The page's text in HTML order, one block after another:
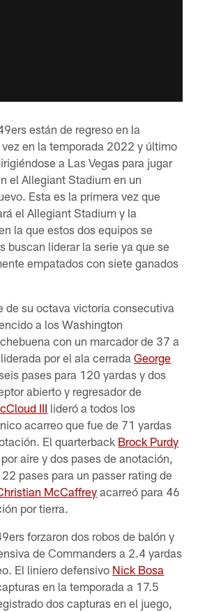
están de regreso en la
en la temporada 2022 y último
a Las Vegas para jugar
el Allegiant Stadium en un
Esta es la primera vez que
el Allegiant Stadium y la
la que estos dos equipos se
buscan liderar la serie ya que se
empatados con siete ganados
de su octava victoria consecutiva
a los Washington
con un marcador de 37 a
por el ala cerradaGeorge
pases para 120 yardas y dos
abierto y regresador de
III lideró a todos los
acarreo que fue de 71 yardas
El quarterback Brock Purdy
aire y dos pases de anotación,
pases para un passer rating de
McCaffreyacarreó para 46
por tierra.
forzaron dos robos de balón y
de Commanders a 2.4 yardas
El liniero defensivo Nick Bosa
en la temporada a 17.5
dos capturas en el juego,